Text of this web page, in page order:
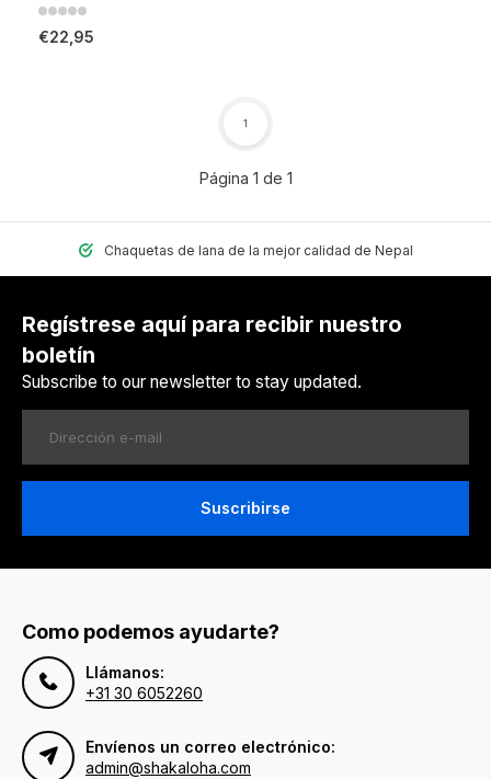
€22,95
Página 1 de 1
1
Chaquetas de lana de la mejor calidad de Nepal
Regístrese aquí para recibir nuestro
boletín
Subscribe to our newsletter to stay updated.
Suscribirse
Como podemos ayudarte?
Llámanos:
+31 30 6052260
Envíenos un correo electrónico:
admin@shakaloha.com